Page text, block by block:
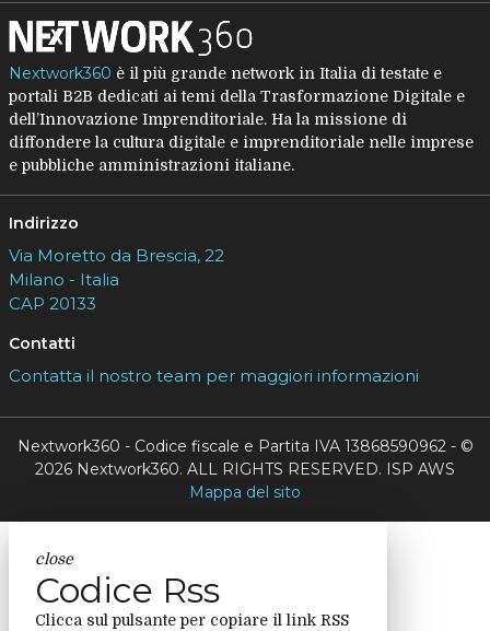
Nextwork360 è il più grande network in Italia di testate e
portali B2B dedicati ai temi della Trasformazione Digitale e
dell’Innovazione Imprenditoriale. Ha la missione di
diffondere la cultura digitale e imprenditoriale nelle imprese
e pubbliche amministrazioni italiane.
Indirizzo
Via Moretto da Brescia, 22
Milano - Italia
CAP 20133
Contatti
Contatta il nostro team per maggiori informazioni
Nextwork360 - Codice fiscale e Partita IVA 13868590962 - ©
2026 Nextwork360. ALL RIGHTS RESERVED. ISP AWS
Mappa del sito
close
Codice Rss
Clicca sul pulsante per copiare il link RSS